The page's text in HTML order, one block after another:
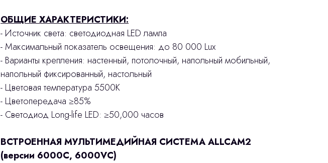
ОБЩИЕ ХАРАКТЕРИСТИКИ:
- Источник света: светодиодная LED лампа
- Максимальный показатель освещения: до 80 000 Lux
- Варианты крепления: настенный, потолочный, напольный мобильный,
напольный фиксированный, настольный
- Цветовая температура 5500К
- Цветопередача ≥85%
- Светодиод Long-life LED: ≥50,000 часов
ВСТРОЕННАЯ МУЛЬТИМЕДИЙНАЯ СИСТЕМА ALLCAM2
(версии 6000C, 6000VC)